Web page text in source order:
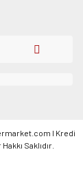
l Kredi
Saklıdır.